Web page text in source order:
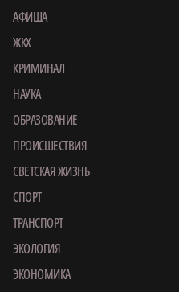
АФИША
ЖКХ
КРИМИНАЛ
НАУКА
ОБРАЗОВАНИЕ
ПРОИСШЕСТВИЯ
СВЕТСКАЯ ЖИЗНЬ
СПОРТ
ТРАНСПОРТ
ЭКОЛОГИЯ
ЭКОНОМИКА